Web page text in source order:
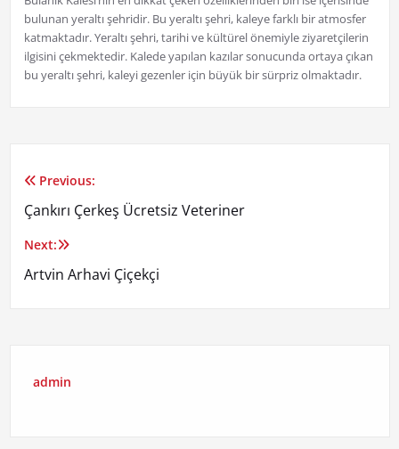
bulunan yeraltı şehridir. Bu yeraltı şehri, kaleye farklı bir atmosfer
katmaktadır. Yeraltı şehri, tarihi ve kültürel önemiyle ziyaretçilerin
ilgisini çekmektedir. Kalede yapılan kazılar sonucunda ortaya çıkan
bu yeraltı şehri, kaleyi gezenler için büyük bir sürpriz olmaktadır.
Yazı
gezinmesi
Previous:
Çankırı Çerkeş Ücretsiz Veteriner
Next:
Artvin Arhavi Çiçekçi
admin